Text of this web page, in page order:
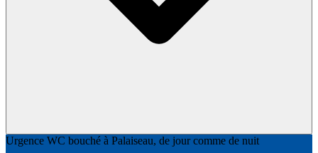
Urgence WC bouché à Palaiseau, de jour comme de nuit